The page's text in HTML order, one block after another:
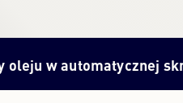
automatycznej skrzyni